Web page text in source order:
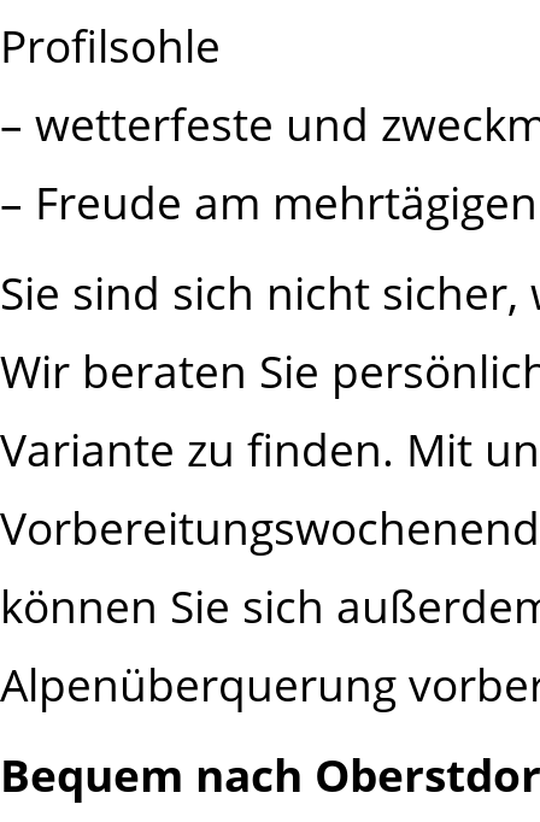
Profilsohle
– wetterfeste und
– Freude am
Sie sind sich nicht
Wir beraten Sie
Variante zu finden. Mit
können Sie sich
Alpenüberquerung
Bequem nach